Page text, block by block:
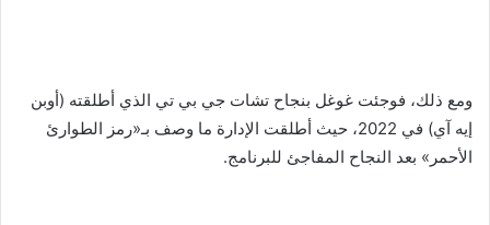
ومع ذلك، فوجئت غوغل بنجاح تشات جي بي تي الذي أطلقته (أوبن
إيه آي) في 2022، حيث أطلقت الإدارة ما وصف بـ«رمز الطوارئ
الأحمر» بعد النجاح المفاجئ للبرنامج.